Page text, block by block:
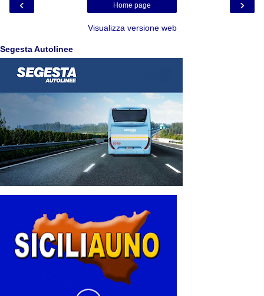
‹ ›
Home page
Visualizza versione web
Segesta Autolinee